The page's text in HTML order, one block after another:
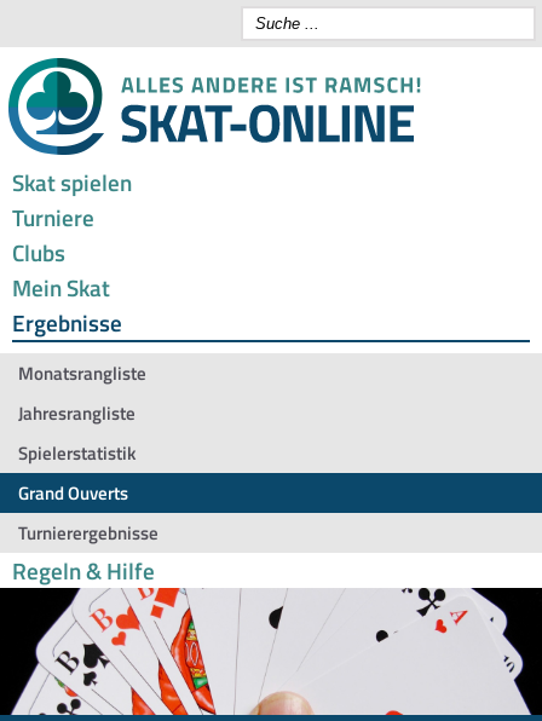
Skat spielen
Turniere
Clubs
Mein Skat
Ergebnisse
Monatsrangliste
Jahresrangliste
Spielerstatistik
Grand Ouverts
Turnierergebnisse
Regeln & Hilfe